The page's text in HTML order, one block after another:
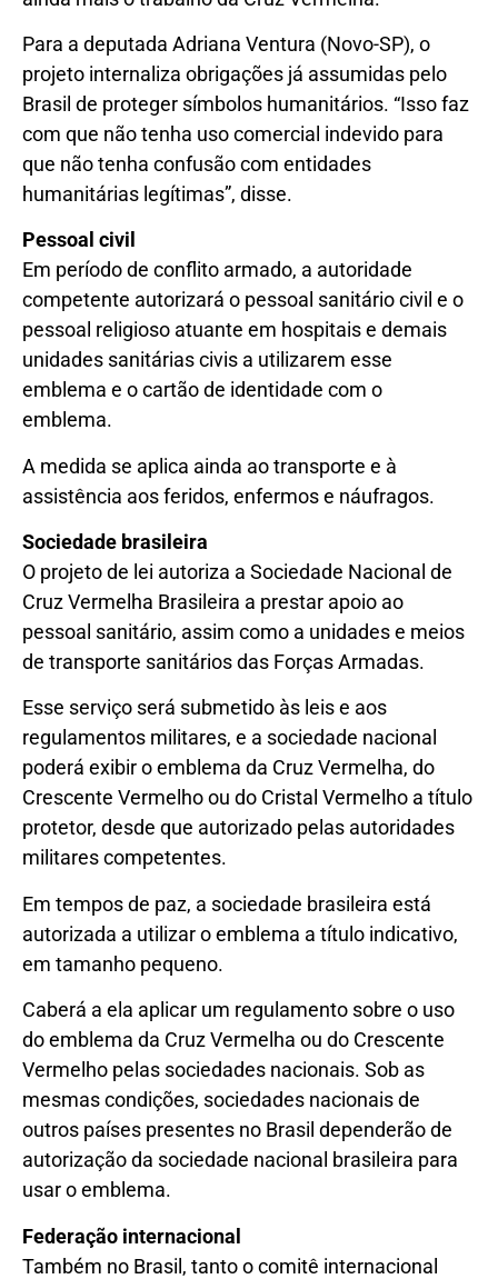
Para a deputada Adriana Ventura (Novo-SP), o
projeto internaliza obrigações já assumidas pelo
Brasil de proteger símbolos humanitários. “Isso faz
com que não tenha uso comercial indevido para
que não tenha confusão com entidades
humanitárias legítimas”, disse.
Pessoal civil
Em período de conflito armado, a autoridade
competente autorizará o pessoal sanitário civil e o
pessoal religioso atuante em hospitais e demais
unidades sanitárias civis a utilizarem esse
emblema e o cartão de identidade com o
emblema.
A medida se aplica ainda ao transporte e à
assistência aos feridos, enfermos e náufragos.
Sociedade brasileira
O projeto de lei autoriza a Sociedade Nacional de
Cruz Vermelha Brasileira a prestar apoio ao
pessoal sanitário, assim como a unidades e meios
de transporte sanitários das Forças Armadas.
Esse serviço será submetido às leis e aos
regulamentos militares, e a sociedade nacional
poderá exibir o emblema da Cruz Vermelha, do
Crescente Vermelho ou do Cristal Vermelho a título
protetor, desde que autorizado pelas autoridades
militares competentes.
Em tempos de paz, a sociedade brasileira está
autorizada a utilizar o emblema a título indicativo,
em tamanho pequeno.
Caberá a ela aplicar um regulamento sobre o uso
do emblema da Cruz Vermelha ou do Crescente
Vermelho pelas sociedades nacionais. Sob as
mesmas condições, sociedades nacionais de
outros países presentes no Brasil dependerão de
autorização da sociedade nacional brasileira para
usar o emblema.
Federação internacional
Também no Brasil, tanto o comitê internacional